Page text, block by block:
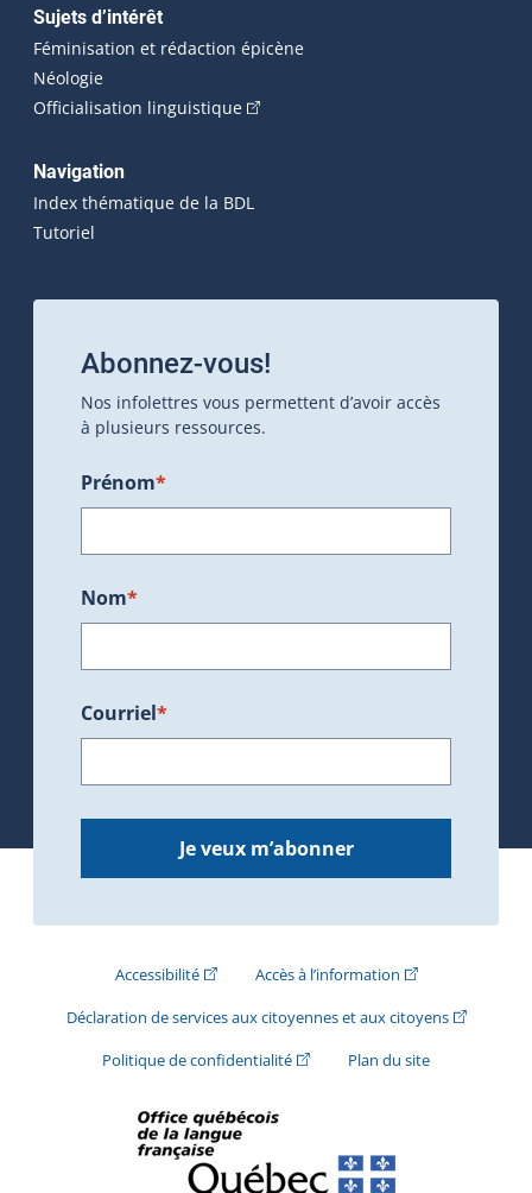
Sujets d’intérêt
Féminisation et rédaction épicène
Néologie
Officialisation linguistique(Cet hyperlien externe s'ouvrira
Navigation
Index thématique de la BDL
Tutoriel
Abonnez-vous!
Nos infolettres vous permettent d’avoir accès
à plusieurs ressources.
Prénom*
Nom*
Courriel*
Je veux m’abonner
Accessibilité(Cet hyperlien externe s'ouvrira dans une
Accès à l’information(Cet hyperlien
Déclaration de services aux citoyennes et aux citoyens(Cet
Politique de confidentialité(Cet hyperlien externe s'ouvrira
Plan du site